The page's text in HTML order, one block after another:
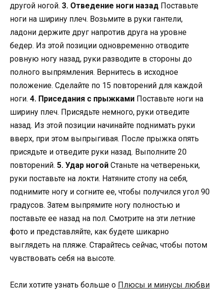
другой ногой. 3. Отведение ноги назад Поставьте
ноги на ширину плеч. Возьмите в руки гантели,
ладони держите друг напротив друга на уровне
бедер. Из этой позиции одновременно отводите
ровную ногу назад, руки разводите в стороны до
полного выпрямления. Вернитесь в исходное
положение. Сделайте по 15 повторений для каждой
ноги. 4. Приседания с прыжками Поставьте ноги на
ширину плеч. Присядьте немного, руки отведите
назад. Из этой позиции начинайте поднимать руки
вверх, при этом выпрыгивая. После прыжка опять
присядьте и отведите руки назад. Выполните 20
повторений. 5. Удар ногой Станьте на четвереньки,
руки поставьте на локти. Натяните стопу на себя,
поднимите ногу и согните ее, чтобы получился угол 90
градусов. Затем выпрямите ногу полностью и
поставьте ее назад на пол. Смотрите на эти летние
фото и представляйте, как будете шикарно
выглядеть на пляже. Старайтесь сейчас, чтобы потом
чувствовать себя на высоте.
Если хотите узнать больше о Плюсы и минусы любви